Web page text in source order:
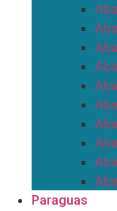
Paraguas